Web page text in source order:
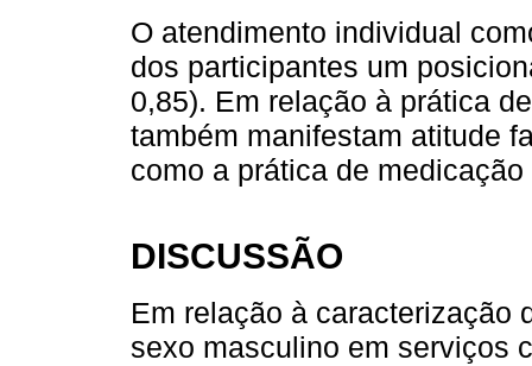
O atendimento individual
dos participantes um
0,85). Em relação à prática
também manifestam atitude
como a prática de
DISCUSSÃO
Em relação à caracterização
sexo masculino em serviços